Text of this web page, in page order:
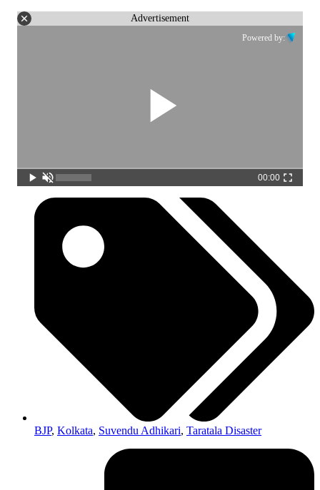
Advertisement
Powered by:
00:00
BJP, Kolkata, Suvendu Adhikari, Taratala Disaster